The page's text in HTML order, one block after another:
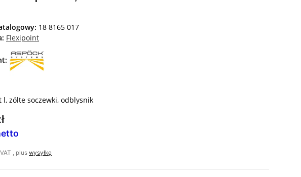
18 8165 017
Flexipoint
l, zólte soczewki, odblysnik
, plus wysyłkę